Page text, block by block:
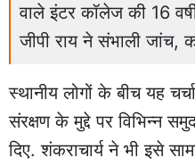
वाले इंटर कॉलेज की 16
जीपी राय ने संभाली जांच,
स्थानीय लोगों के बीच यह
संरक्षण के मुद्दे पर विभिन्न
दिए. शंकराचार्य ने भी इसे